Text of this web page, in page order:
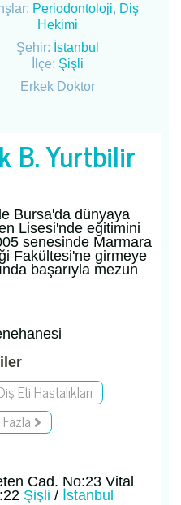
Periodontoloji, Diş
Hekimi
Şehir: İstanbul
İlçe: Şişli
Erkek Doktor
B. Yurtbilir
Bursa'da dünyaya
Lisesi'nde eğitimini
senesinde Marmara
Fakültesi'ne girmeye
başarıyla mezun
Eti Hastalıkları
Cad. No:23 Vital
Şişli / İstanbul